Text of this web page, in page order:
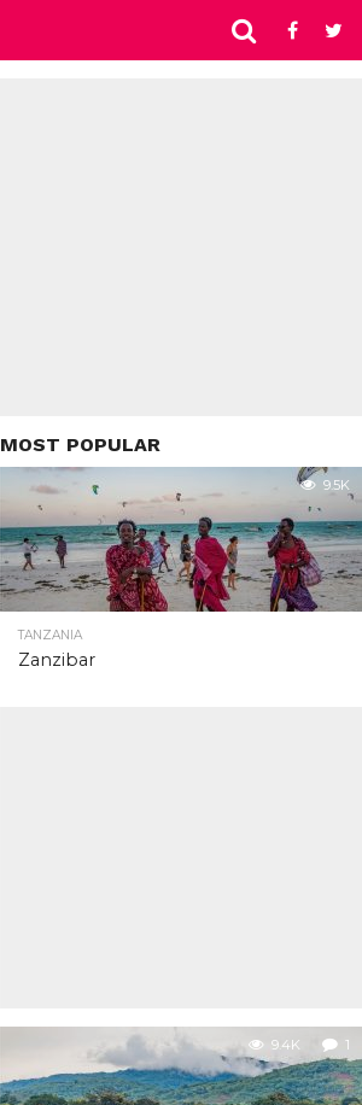
MOST POPULAR
9.5K
TANZANIA
Zanzibar
9.4K 1